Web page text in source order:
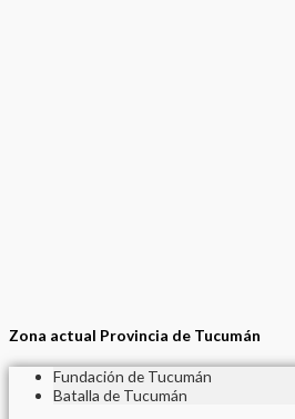
Zona actual Provincia de Tucumán
Fundación de Tucumán
Batalla de Tucumán